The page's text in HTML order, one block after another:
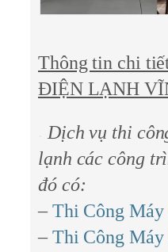
Thông tin chi
ĐIỆN LẠNH
Dịch vụ thi
lạnh các công
đó có:
– Thi Công
– Thi Công